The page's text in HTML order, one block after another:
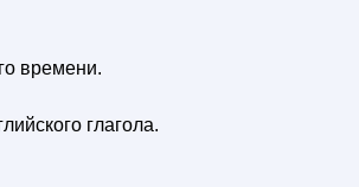
времени.
глагола.